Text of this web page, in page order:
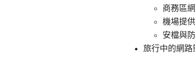
商務區
機場提
安檔與
旅行中的網路